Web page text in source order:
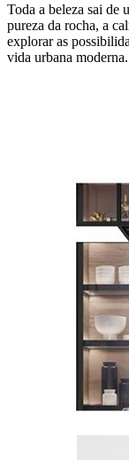
Toda a beleza sai de
pureza da rocha, a
explorar as
vida urbana moderna.